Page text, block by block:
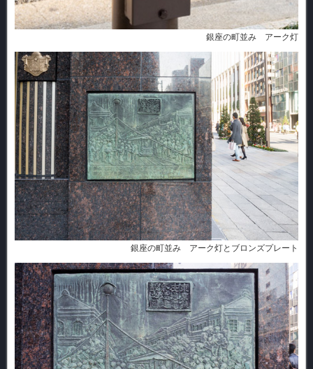
銀座の町並み アーク灯
銀座の町並み アーク灯とブロンズプレート